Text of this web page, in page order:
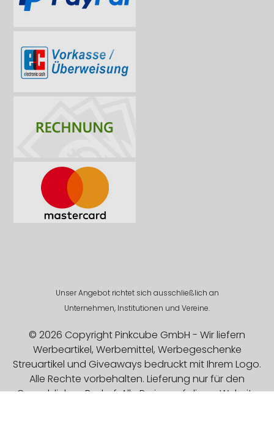
Unser Angebot richtet sich ausschließlich an
Unternehmen, Institutionen und Vereine.
© 2026 Copyright Pinkcube GmbH - Wir liefern
Werbeartikel, Werbemittel, Werbegeschenke
Streuartikel und Giveaways bedruckt mit Ihrem Logo.
Alle Rechte vorbehalten. Lieferung nur für den
Gewerblichen Bedarf. Alle Preise auf dieser Website